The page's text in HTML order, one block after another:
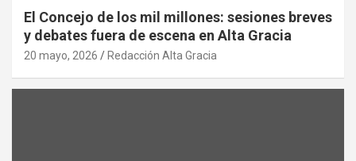
El Concejo de los mil millones: sesiones breves
y debates fuera de escena en Alta Gracia
20 mayo, 2026 Redacción Alta Gracia